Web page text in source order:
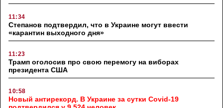
11:34
Степанов подтвердил, что в Украине могут ввести
«карантин выходного дня»
11:23
Трамп оголосив про свою перемогу на виборах
президента США
10:58
Новый антирекорд. В Украине за сутки Covid-19